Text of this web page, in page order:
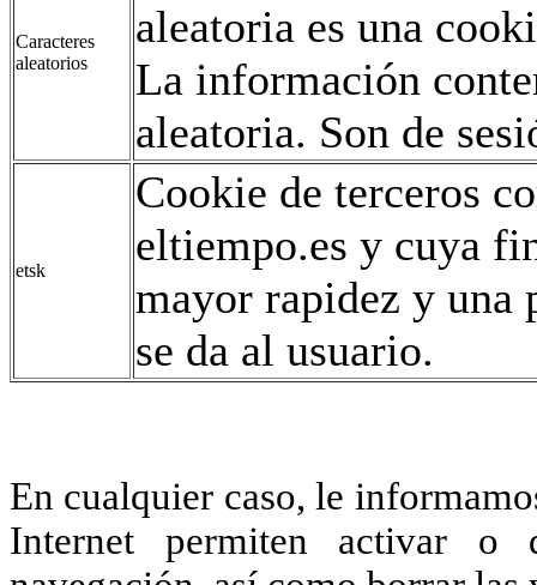
Caracteres
aleatorios
aleatoria es una
La información
aleatoria. Son de
etsk
Cookie de terceros
eltiempo.es y cuya
mayor rapidez y una
se da al usuario.
En cualquier caso, le
Internet permiten activar o